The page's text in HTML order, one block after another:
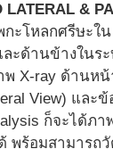
LATERAL &
กะโหลกศรีษะใ
ะด้านข้างในร
พ X-ray ด้านหน้
View) และข้
ก็จะได้ภา
พร้อมสามารถ